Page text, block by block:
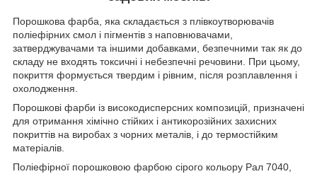
Порошкова фарба, яка складається з плівкоутворювачів
поліефірних смол і пігментів з наповнювачами,
затверджувачами та іншими добавками, безпечними так як до
складу не входять токсичні і небезпечні речовини. При цьому,
покриття формується твердим і рівним, після розплавлення і
охолодження.
Порошкові фарби із високодисперсних композицій, призначені
для отримання хімічно стійких і антикорозійних захисних
покриттів на виробах з чорних металів, і до термостійким
матеріалів.
Поліефірної порошковою фарбою сірого кольору Рал 7040,